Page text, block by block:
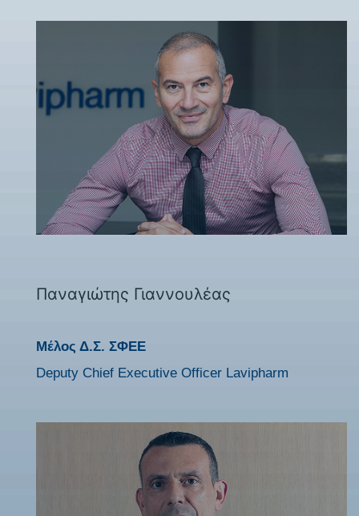
Παναγιώτης Γιαννουλέας
Μέλος Δ.Σ. ΣΦΕΕ
Deputy Chief Εxecutive Officer Lavipharm